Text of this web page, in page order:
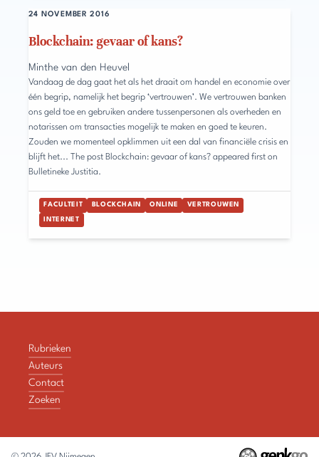
Blockchain: gevaar of kans?
24 NOVEMBER 2016
Minthe van den Heuvel
Vandaag de dag gaat het als het draait om handel en economie over
één begrip, namelijk het begrip ‘vertrouwen’. We vertrouwen banken
ons geld toe en gebruiken andere tussenpersonen als overheden en
notarissen om transacties mogelijk te maken en goed te keuren.
Zouden we momenteel opklimmen uit een dal van financiële crisis en
blijft het... The post Blockchain: gevaar of kans? appeared first on
Bulletineke Justitia.
FACULTEIT BLOCKCHAIN ONLINE VERTROUWEN
INTERNET
Rubrieken
Auteurs
Contact
Zoeken